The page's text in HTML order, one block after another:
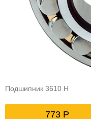
Подшипник 3610 Н
773